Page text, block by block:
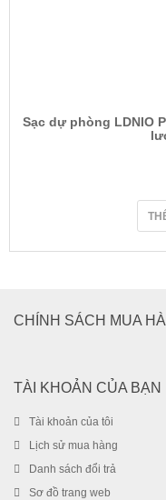
Sạc dự phòng LDNIO
CHÍNH SÁCH MUA
TÀI KHOẢN CỦA BẠN
Tài khoản của tôi
Lịch sử mua hàng
Danh sách đổi trả
Sơ đồ trang web